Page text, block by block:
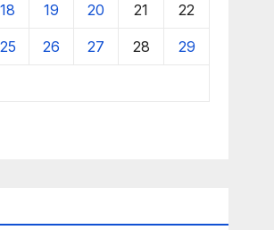
18 19 20 21 22
25 26 27 28 29